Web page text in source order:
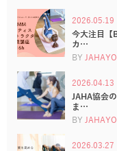
2026.05.19
今大注目【
カ…
BY
2026.04.13
JAHA協会
ま…
BY
2026.03.27